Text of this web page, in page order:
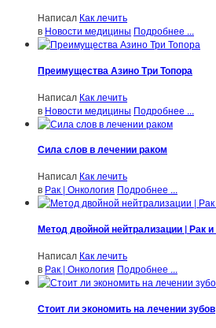
Написал Как лечить
в Новости медицины Подробнее ...
Преимущества Азино Три Топора
Написал Как лечить
в Новости медицины Подробнее ...
Сила слов в лечении раком
Написал Как лечить
в Рак | Онкология Подробнее ...
Метод двойной нейтрализации | Рак
Написал Как лечить
в Рак | Онкология Подробнее ...
Стоит ли экономить на лечении зубов